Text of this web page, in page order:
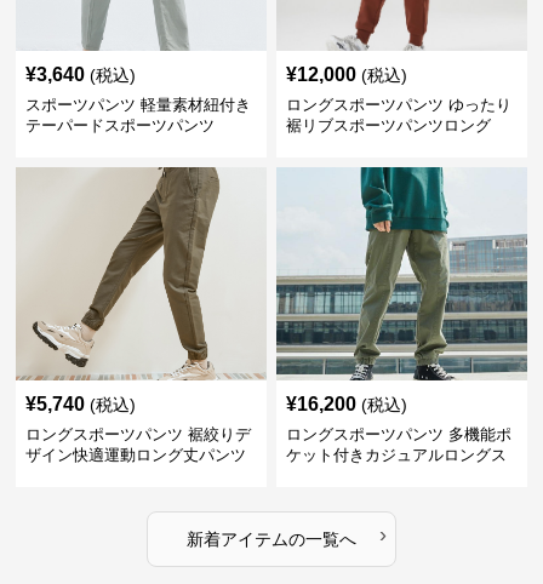
¥3,640 (税込)
スポーツパンツ 軽量素材紐付き
テーパードスポーツパンツ
¥12,000 (税込)
ロングスポーツパンツ ゆったり
裾リブスポーツパンツロング
¥5,740 (税込)
ロングスポーツパンツ 裾絞りデ
ザイン快適運動ロング丈パンツ
¥16,200 (税込)
ロングスポーツパンツ 多機能ポ
ケット付きカジュアルロングス
新着アイテムの一覧へ ›